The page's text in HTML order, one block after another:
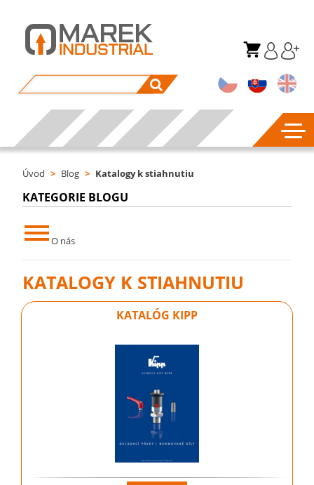
Úvod > Blog > Katalogy k stiahnutiu
KATEGORIE BLOGU
O nás
KATALOGY K STIAHNUTIU
KATALÓG KIPP